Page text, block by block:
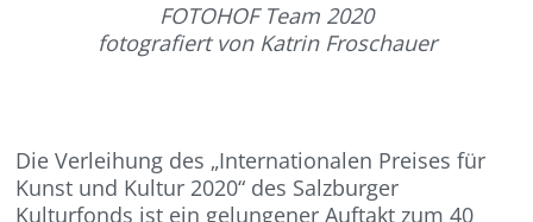
FOTOHOF Team 2020
fotografiert von Katrin Froschauer
Die Verleihung des „Internationalen Preises für
Kunst und Kultur 2020“ des Salzburger
Kulturfonds ist ein gelungener Auftakt zum 40